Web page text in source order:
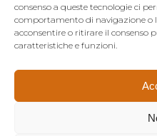
consenso a queste tecnologie ci
comportamento di navigazione o
acconsentire o ritirare il consenso
caratteristiche e funzioni.